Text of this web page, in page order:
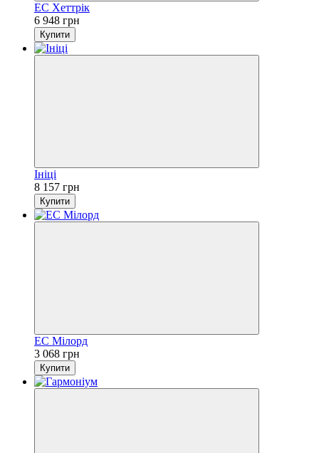
ЕС Хеттрік
6 948 грн
Купити
Ініці
8 157 грн
Купити
ЕС Мілорд
3 068 грн
Купити